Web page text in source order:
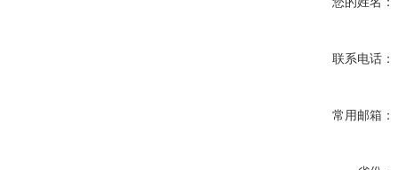
联系电话：
常用邮箱：